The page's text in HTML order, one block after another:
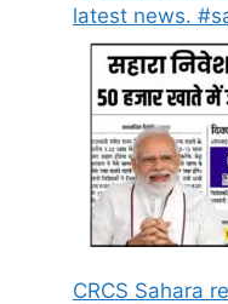
latest news.
CRCS Sahara